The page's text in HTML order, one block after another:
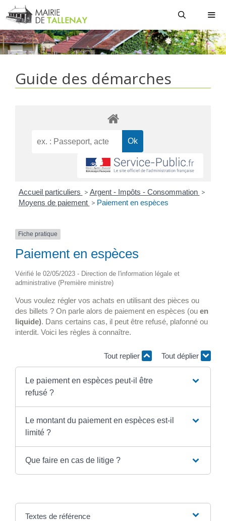
Aller
au
contenu
Guide des démarches
Accueil particuliers > Argent - Impôts - Consommation >
Moyens de paiement > Paiement en espèces
Fiche pratique
Paiement en espèces
Vérifié le 02/05/2023 - Direction de l'information légale et
administrative (Première ministre)
Vous voulez régler vos achats en utilisant des pièces ou
des billets ? On parle alors de paiement en espèces (ou en
liquide). Dans certains cas, il peut être refusé, plafonné ou
interdit. Voici les règles à connaître.
Tout replier Tout déplier
Le paiement en espèces peut-il être
refusé ?
Le montant du paiement en espèces est-il
limité ?
Que faire en cas de litige ?
Textes de référence